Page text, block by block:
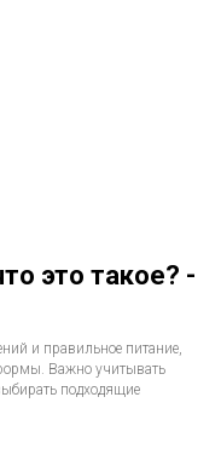
это такое? -
и правильное питание,
Важно учитывать
подходящие